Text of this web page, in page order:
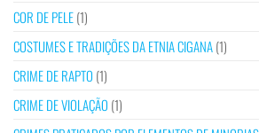
COR DE PELE(1)
COSTUMES E TRADIÇÕES DA ETNIA CIGANA(1)
CRIME DE RAPTO (1)
CRIME DE VIOLAÇÃO (1)